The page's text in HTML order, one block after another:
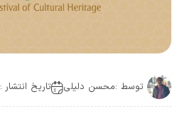
توسط :محسن دلیلی تاریخ انتشار : 15 آبان 1403